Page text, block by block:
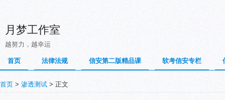
月梦工作室
越努力，越幸运
首页 法律法规 信安第二版精品课 软考信安专栏
首页 > 渗透测试 > 正文